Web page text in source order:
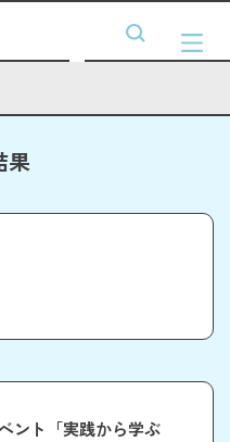
果
ント「実践から学ぶ